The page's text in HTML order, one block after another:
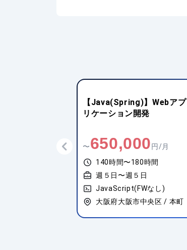
【Java(Spring)】Webアプ
リケーション開発
〜650,000 円/月
140時間〜180時間
週５日〜週５日
JavaScript(FWなし)
大阪府大阪市中央区 / 本町